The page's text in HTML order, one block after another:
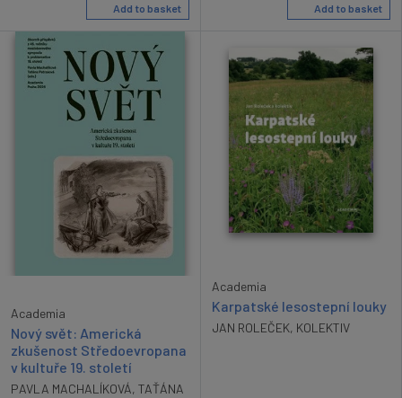
Add to basket Add to basket
Academia
Nový svět: Americká
zkušenost Středoevropana
v kultuře 19. století
PAVLA MACHALÍKOVÁ, TAŤÁNA
Academia
Karpatské lesostepní louky
JAN ROLEČEK, KOLEKTIV